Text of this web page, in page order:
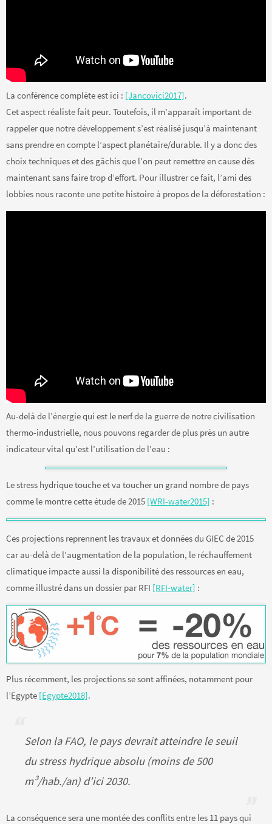
La conférence complète est ici : [Jancovici2017].
Cet aspect réaliste fait peur. Toutefois, il m’apparaît important de
rappeler que notre développement s’est réalisé jusqu’à maintenant
sans prendre en compte l’aspect planétaire/durable. Il y a donc des
choix techniques et des gâchis que l’on peut remettre en cause dès
maintenant sans faire trop d’effort. Pour illustrer ce fait, l’ami des
lobbies nous raconte une petite histoire à propos de la déforestation :
Au-delà de l’énergie qui est le nerf de la guerre de notre civilisation
thermo-industrielle, nous pouvons regarder de plus près un autre
indicateur vital qu’est l’utilisation de l’eau :
Le stress hydrique touche et va toucher un grand nombre de pays
comme le montre cette étude de 2015 [WRI-water2015] :
Ces projections reprennent les travaux et données du GIEC de 2015
car au-delà de l’augmentation de la population, le réchauffement
climatique impacte aussi la disponibilité des ressources en eau,
comme illustré dans un dossier par RFI [RFI-water] :
Plus récemment, les projections se sont affinées, notamment pour
l’Egypte [Egypte2018].
Selon la FAO, le pays devrait atteindre le seuil
du stress hydrique absolu (moins de 500
m³/hab./an) d’ici 2030.
La conséquence sera une montée des conflits entre les 11 pays qui